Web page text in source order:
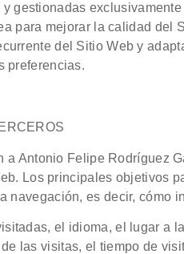
gestionadas
para mejorar la calidad del
del Sitio Web y
preferencias.
Antonio Felipe Rodríguez
Los principales objetivos
es decir, cómo
el idioma, el lugar a
las visitas, el tiempo de